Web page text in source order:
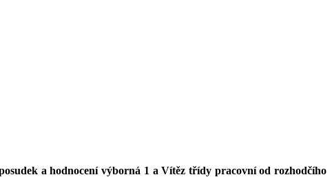
a hodnocení výborná 1 a Vítěz třídy pracovní od rozhodčího